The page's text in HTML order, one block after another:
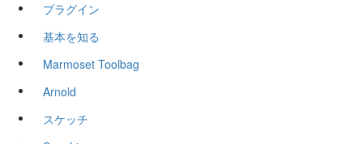
プラグイン
基本を知る
Marmoset Toolbag
Arnold
スケッチ